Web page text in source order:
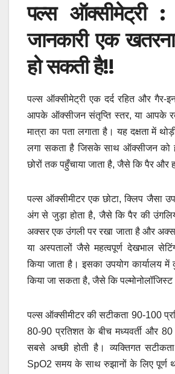
पल्स ऑक्सीमेट्री :
जानकारी एक
हो सकती है!!
पल्स ऑक्सीमेट्री एक दर्द रहित और गैर-
आपके ऑक्सीजन संतृप्ति स्तर, या आपके
मात्रा का पता लगाता है। यह दक्षता में
लगा सकता है जिसके साथ ऑक्सीजन
छोरों तक पहुँचाया जाता है, जैसे कि पैर और
पल्स ऑक्सीमीटर एक छोटा, क्लिप जैसा
अंग से जुड़ा होता है, जैसे कि पैर की
अक्सर एक उंगली पर रखा जाता है और
या अस्पतालों जैसे महत्वपूर्ण देखभाल
किया जाता है। इसका उपयोग कार्यालय में
किया जा सकता है, जैसे कि
पल्स ऑक्सीमीटर की सटीकता 90-100
80-90 प्रतिशत के बीच मध्यवर्ती और
सबसे अच्छी होती है। व्यक्तिगत
SpO2 समय के साथ रुझानों के लिए पूर्ण